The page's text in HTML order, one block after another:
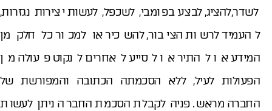
לשדר,להציג, לבצע בפומבי, לשכפל, לעשות יצירות נגזרות,
להעמיד לרשות הציבור, להשכיר או למכור כל חלק מן
המידע או להתיר או לסייע לאחרים לנקוט פעולה מן
הפעולות לעיל, ללא הסכמתה הכתובה והמפורשת של
החברה מראש. פניה לקבלת הסכמת החברה ניתן לעשות